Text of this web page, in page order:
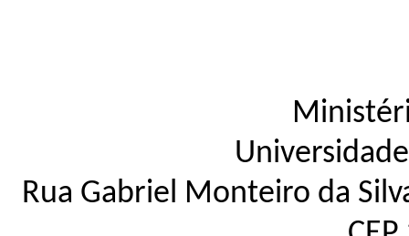
Rua Gabriel Monteiro da